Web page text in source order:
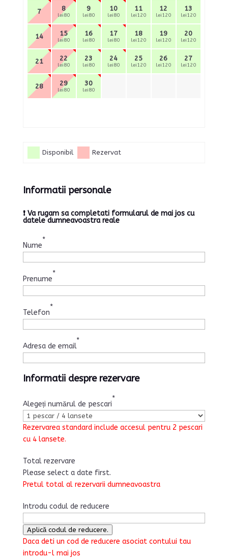
7 8
lei80
9
lei80
10
lei80
11
lei120
12
lei120
13
lei120
14 15
lei80
16
lei80
17
lei80
18
lei120
19
lei120
20
lei120
21 22
lei80
23
lei80
24
lei80
25
lei120
26
lei120
27
lei120
28 29
lei80
30
lei80
Disponibil Rezervat
Informatii personale
❗ Va rugam sa completati formularul de mai jos cu
datele dumneavoastra reale
Nume
*
Prenume
*
Telefon
*
Adresa de email
*
Informatii despre rezervare
Alegeți numărul de pescari
*
Rezervarea standard include accesul pentru 2 pescari
cu 4 lansete.
Total rezervare
Please select a date first.
Pretul total al rezervarii dumneavoastra
Introdu codul de reducere
Aplică codul de reducere.
Daca deti un cod de reducere asociat contului tau
introdu-l mai jos